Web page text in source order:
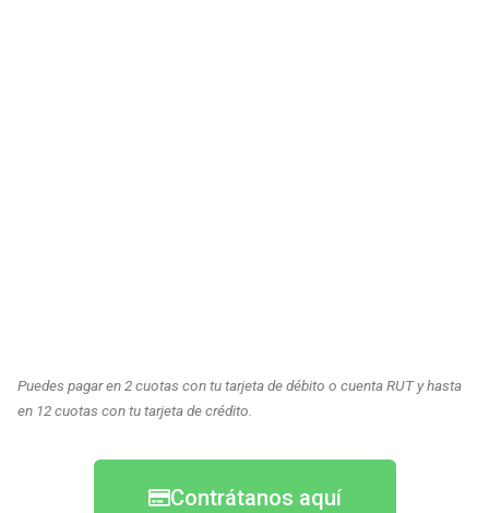
Puedes pagar en 2 cuotas con tu tarjeta de débito o cuenta RUT y hasta
en 12 cuotas con tu tarjeta de crédito.
Contrátanos aquí